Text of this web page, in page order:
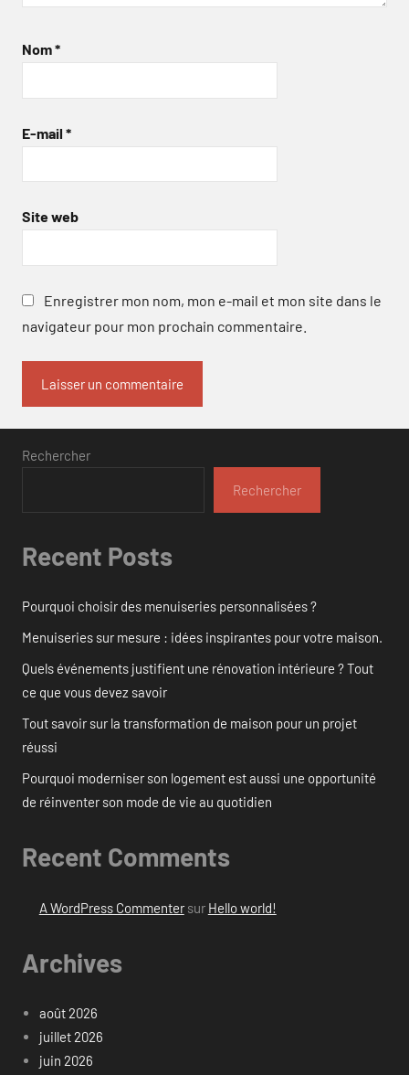
Nom*
E-mail *
Site web
Enregistrer mon nom, mon e-mail et mon site dans le
navigateur pour mon prochain commentaire.
Rechercher
Rechercher
Recent Posts
Pourquoi choisir des menuiseries personnalisées ?
Menuiseries sur mesure : idées inspirantes pour votre maison.
Quels événements justifient une rénovation intérieure ? Tout
ce que vous devez savoir
Tout savoir sur la transformation de maison pour un projet
réussi
Pourquoi moderniser son logement est aussi une opportunité
de réinventer son mode de vie au quotidien
Recent Comments
A WordPress Commentersur Hello world!
Archives
août 2026
juillet 2026
juin 2026